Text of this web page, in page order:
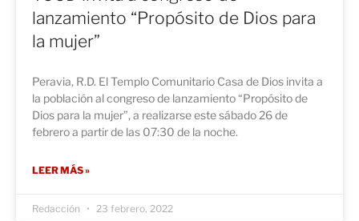
lanzamiento “Propósito de Dios para
la mujer”
Peravia, R.D. El Templo Comunitario Casa de Dios invita a
la población al congreso de lanzamiento “Propósito de
Dios para la mujer”, a realizarse este sábado 26 de
febrero a partir de las 07:30 de la noche.
LEER MÁS »
Redacción 23 febrero, 2022